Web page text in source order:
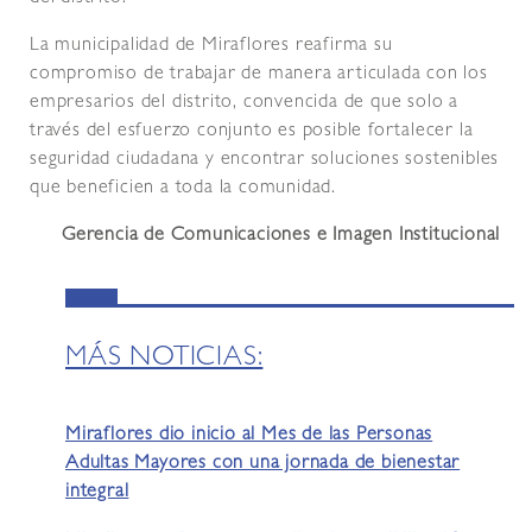
La municipalidad de Miraflores reafirma su
compromiso de trabajar de manera articulada con los
empresarios del distrito, convencida de que solo a
través del esfuerzo conjunto es posible fortalecer la
seguridad ciudadana y encontrar soluciones sostenibles
que beneficien a toda la comunidad.
Gerencia de Comunicaciones e Imagen Institucional
MÁS NOTICIAS:
Miraflores dio inicio al Mes de las Personas
Adultas Mayores con una jornada de bienestar
integral